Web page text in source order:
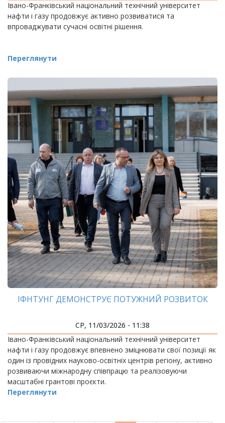
Івано-Франківський національний технічний університет
нафти і газу продовжує активно розвиватися та
впроваджувати сучасні освітні рішення.
Переглянути
ІФНТУНГ ДЕМОНСТРУЄ ПОТУЖНИЙ РОЗВИТОК
СР, 11/03/2026 - 11:38
Івано-Франківський національний технічний університет
нафти і газу продовжує впевнено зміцнювати свої позиції як
один із провідних науково-освітніх центрів регіону, активно
розвиваючи міжнародну співпрацю та реалізовуючи
масштабні грантові проєкти.
Переглянути